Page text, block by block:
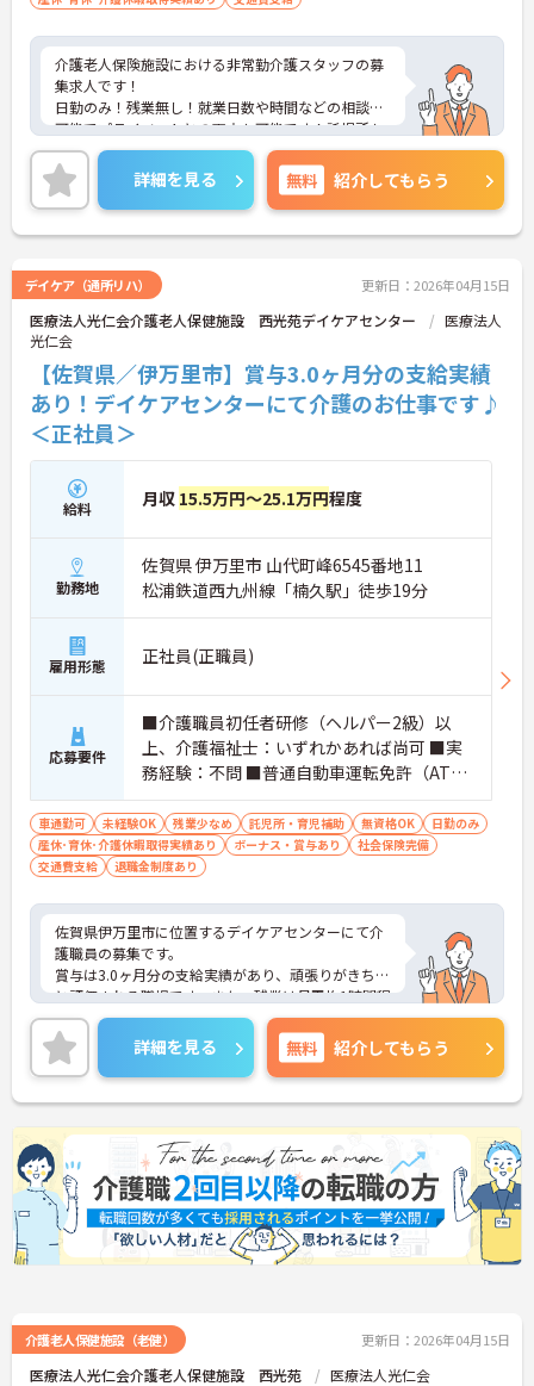
介護老人保険施設における非常勤介護スタッフの募
集求人です！
日勤のみ！残業無し！就業日数や時間などの相談も
可能でプライベートとの両立も可能です！託児所も
完備で子育て中の方も安心！
ご興味ある方には、面接のポイントなど、さらに詳
細をお話致しますのでお気軽にご相談ください。
詳細を見る 無料 紹介してもらう
デイケア（通所リハ） 更新日：2026年04月15日
医療法人光仁会介護老人保健施設 西光苑デイケアセンター
医療法人
光仁会
【佐賀県／伊万里市】賞与3.0ヶ月分の支給実績
あり！デイケアセンターにて介護のお仕事です♪
＜正社員＞
給料 月収 15.5万円～25.1万円程度
勤務地
佐賀県 伊万里市 山代町峰6545番地11
松浦鉄道西九州線「楠久駅」徒歩19分
雇用形態 正社員(正職員)
応募要件
■介護職員初任者研修（ヘルパー2級）以
上、介護福祉士：いずれかあれば尚可 ■実
務経験：不問 ■普通自動車運転免許（AT限
定可）：必須
車通勤可 未経験OK 残業少なめ 託児所・育児補助 無資格OK
日勤のみ
産休･育休･介護休暇取得実績あり
ボーナス・賞与あり
社会保険完備
交通費支給
退職金制度あり
佐賀県伊万里市に位置するデイケアセンターにて介
護職員の募集です。
賞与は3.0ヶ月分の支給実績があり、頑張りがきちん
と評価される職場です。また、残業は月平均1時間程
度なので、ワークライフバランスを保ちながらご勤
務いただけます。
ご興味のある方には、面接対策ポイントなど、さら
に詳細をお話しいたしますのでお気軽にご相談くだ
さい！
詳細を見る 無料 紹介してもらう
介護老人保健施設（老健） 更新日：2026年04月15日
医療法人光仁会介護老人保健施設 西光苑 医療法人光仁会